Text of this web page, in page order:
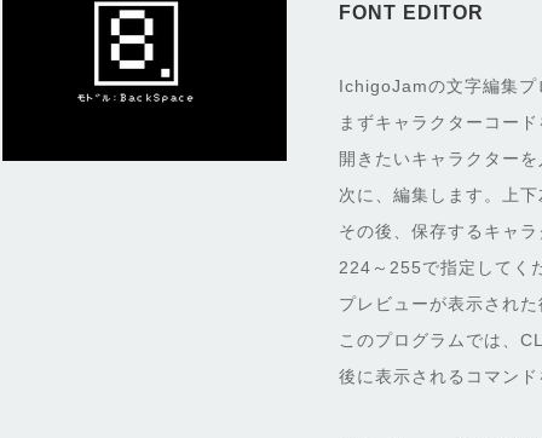
FONT EDITOR
IchigoJamの文字編集プ
まずキャラクターコー
開きたいキャラクター
次に、編集します。上
その後、保存するキャ
224～255で指定してく
プレビューが表示され
このプログラムでは、
後に表示されるコマン